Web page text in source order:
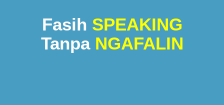
Fasih SPEAKING
Tanpa NGAFALIN